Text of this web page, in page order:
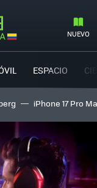
NUEVO
ESPACIO
iPhone 17 Pro